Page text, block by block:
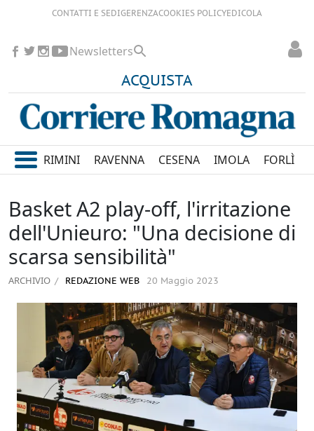
CONTATTI E SEDIGERENZACOOKIES POLICYEDICOLA
ACQUISTA
Newsletters
RIMINI RAVENNA CESENA IMOLA FORLÌ
Basket A2 play-off, l'irritazione
dell'Unieuro: "Una decisione di
scarsa sensibilità"
ARCHIVIO REDAZIONE WEB 20 Maggio 2023